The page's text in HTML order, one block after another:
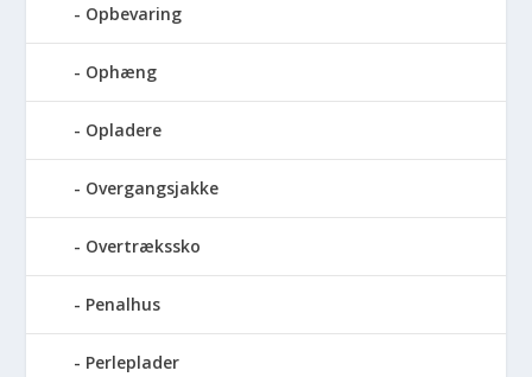
Opbevaring
Ophæng
Opladere
Overgangsjakke
Overtrækssko
Penalhus
Perleplader